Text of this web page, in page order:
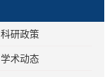
科研政策
学术动态